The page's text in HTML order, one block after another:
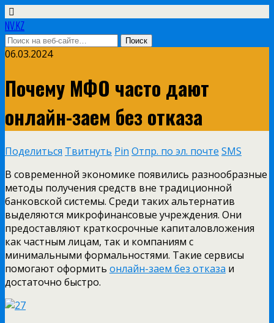
NV.KZ
06.03.2024
Почему МФО часто дают
онлайн-заем без отказа
Поделиться Твитнуть Pin Отпр. по эл. почте SMS
В современной экономике появились разнообразные
методы получения средств вне традиционной
банковской системы. Среди таких альтернатив
выделяются микрофинансовые учреждения. Они
предоставляют краткосрочные капиталовложения
как частным лицам, так и компаниям с
минимальными формальностями. Такие сервисы
помогают оформить онлайн-заем без отказа и
достаточно быстро.